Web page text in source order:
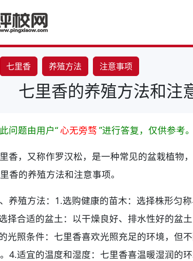
七里香 养殖方法 注意事项
七里香的养殖方法和注
此问题由用户“ 心无旁骛 ”进行答复，仅供参考。
香，又称作罗汉松，是一种常见的盆栽植物
香的养殖方法和注意事项。
养殖方法：1.选购健康的苗木：选择株形匀
择合适的盆土：以干燥良好、排水性好的盆
光照条件：七里香喜欢光照充足的环境，但
4.适宜的温度和湿度：七里香喜温暖湿润的